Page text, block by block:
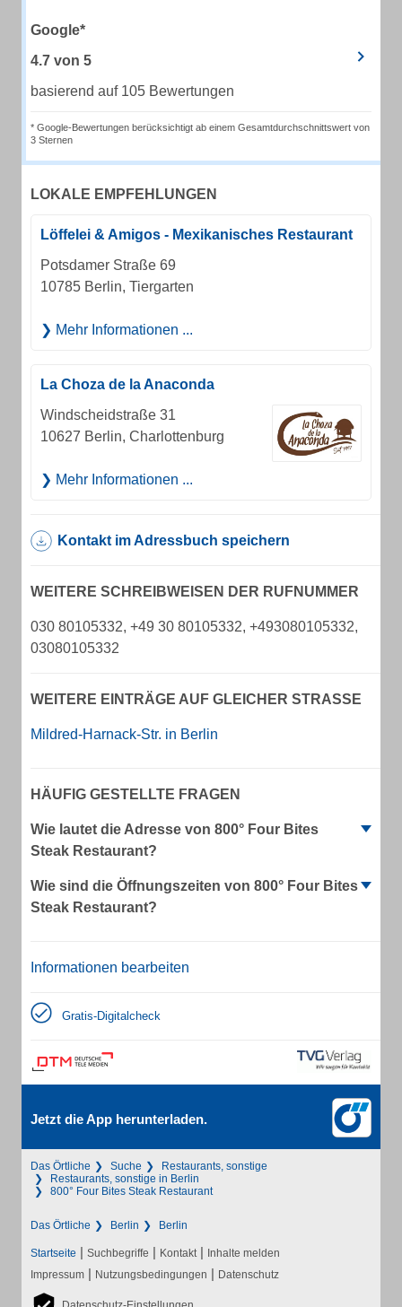
Google*
4.7 von 5
basierend auf 105 Bewertungen
* Google-Bewertungen berücksichtigt ab einem Gesamtdurchschnittswert von
3 Sternen
LOKALE EMPFEHLUNGEN
Löffelei & Amigos - Mexikanisches Restaurant
Potsdamer Straße 69
10785 Berlin, Tiergarten
Mehr Informationen ...
La Choza de la Anaconda
Windscheidstraße 31
10627 Berlin, Charlottenburg
Mehr Informationen ...
Kontakt im Adressbuch speichern
WEITERE SCHREIBWEISEN DER RUFNUMMER
030 80105332, +49 30 80105332, +493080105332,
03080105332
WEITERE EINTRÄGE AUF GLEICHER STRASSE
Mildred-Harnack-Str. in Berlin
HÄUFIG GESTELLTE FRAGEN
Wie lautet die Adresse von 800° Four Bites
Steak Restaurant?
Wie sind die Öffnungszeiten von 800° Four Bites
Steak Restaurant?
Informationen bearbeiten
Gratis-Digitalcheck
Jetzt die App herunterladen.
Das Örtliche Suche
Restaurants, sonstige
Restaurants, sonstige in Berlin
800° Four Bites Steak Restaurant
Das Örtliche Berlin Berlin
Startseite | Suchbegriffe | Kontakt | Inhalte melden
Impressum | Nutzungsbedingungen | Datenschutz